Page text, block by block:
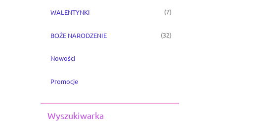
WALENTYNKI (7)
BOŻE NARODZENIE (32)
Nowości
Promocje
Wyszukiwarka